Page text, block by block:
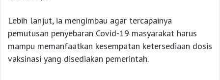
Lebih lanjut, ia mengimbau agar tercapainya
pemutusan penyebaran Covid-19 masyarakat harus
mampu memanfaatkan kesempatan ketersediaan dosis
vaksinasi yang disediakan pemerintah.